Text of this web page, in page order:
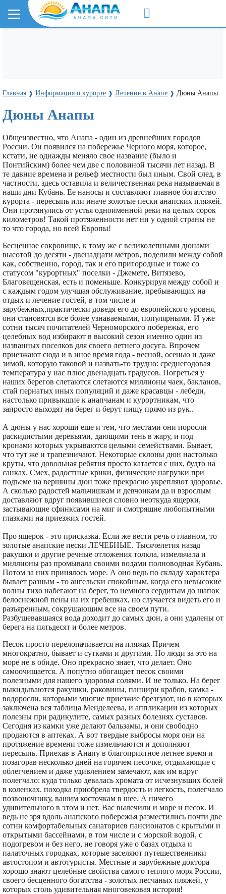
Главная ❱ Информация о курорте ❱ Лечение в Анапе ❱ Дюны Анапы
Дюны Анапы
Общеизвестно, что Анапа - один из древнейших городов
России. Он появился на побережье Черного моря, которое,
кстати, не однажды меняло свое название (было и
Понтийским) более чем две с половиной тысячи лет назад. В
те давние времена и рельеф местности был иным. Свой след, в
частности, здесь оставила и величественная река называемая в
наши дни Кубань. Ее наносы и составляют главное богатство
курорта - пересыпь или иначе золотые пески анапских пляжей.
Они протянулись от устья одноименной реки на целых сорок
километров! Такой протяженности нет ни у одной страны не
то что города, но всей Европы!
Бесценное сокровище, к тому же с великолепными дюнами
высотой до десяти - двенадцати метров, поделили между собой
как, собственно, город, так и его пригородные и тоже со
статусом "курортных" поселки - Джемете, Витязево,
Благовещенская, есть и поменьше. Конкурируя между собой и
с каждым годом улучшая обслуживание, пребывающих на
отдых и лечение гостей, в том числе и
зарубежных,практически доведя его до европейского уровня,
они становятся все более узнаваемыми, популярными. И уже
сотни тысяч почитателей Черноморского побережья, его
целебных вод избирают в высокий сезон именно один из
названных поселков для своего летнего досуга. Впрочем
приезжают сюда и в иное время года - весной, осенью и даже
зимой, которую таковой и назвать-то трудно: среднегодовая
температура у нас плюс двенадцать градусов. Погреться у
наших берегов слетаются слетаются миллионы чаек, бакланов,
стай пернатых иных популяций и даже красавцы - лебеди,
настолько привыкшие к анапчанам и курортникам, что
запросто выходят на берег и берут пищу прямо из рук..
А дюны у нас хороши еще и тем, что местами они поросли
раскидистыми деревьями, дающими тень в жару, и под
кронами которых укрываются целыми семействами. Бывает,
что тут же и трапезничают. Некоторые склоны дюн настолько
круты, что довольная ребятня просто катается с них, будто на
санках. Смех, радостные крики, физические нагрузки при
подъеме на вершины дюн тоже прекрасно укрепляют здоровье.
А сколько радостей мальчишкам и девчонкам да и взрослым
доставляют вдруг появившиеся словно неоткуда ящерки,
застывающие сфинксами на миг и смотрящие любопытными
глазками на приезжих гостей.
Про ящерок - это присказка. Если же вести речь о главном, то
золотые анапские пески ЛЕЧЕБНЫЕ. Тысячелетия назад
ракушки и другие речные отложения толкла, измельчала и
миллионы раз промывала своими водами полноводная Кубань.
Потом за них принялось море. А оно ведь по складу характера
бывает разным - то ангельски спокойным, когда его невысокие
волны тихо набегают на берег, то немного сердитым до шапок
белоснежной пены на их гребешках, но случается видеть его и
разъяренным, сокрушающим все на своем пути.
Разбушевавшаяся вода доходит до самых дюн, а они удалены от
берега на пятьдесят и более метров.
Песок просто перелопачивается на пляжах Причем
многократно, бывает и сутками и другими. Но люди за это на
море не в обиде. Оно прекрасно знает, что делает. Оно
самоочищается. А попутно обогащает песок своими
полезными для нашего здоровья солями. И не только. На берег
выкидываются ракушки, раковины, панцири крабов, камка -
водоросли, которыми многие приезжие брезгуют, но в которых
заключена вся таблица Менделеева, и аппликации из которых
полезны при радикулите, самых разных болезнях суставов.
Сегодня из камки уже делают бальзамы, и они свободно
продаются в аптеках. А вот твердые выбросы моря они на
протяжение времени тоже измельчаются и дополняют
пересыпь. Приехав в Анапу в благоприятное летнее время и
позагорав несколько дней на горячем песочке, отдыхающие с
облегчением и даже удивлением замечают, как им вдруг
полегчало: куда только девалась хромата от исчезнувших болей
в коленках. походка приобрела твердость и легкость, полегчало
позвоночнику, вашим косточкам в шее. А ничего
удивительного в этом и нет. Вас вылечили и море и песок. И
ведь не зря вдоль анапского побережья разместились почти две
сотни комфортабельных санаториев пансионатов с крытыми и
открытыми бассейнами, в том числе и с морской водой, с
подогревом и без него, не говоря уже о базах отдыха и
палаточных городках, которые заселяют путешественники
автостопом и автотуристы. Местные и зарубежные доктора
хорошо знают целебные свойства самого теплого моря России,
своего бесценного богатства - золотых песчаных пляжей, у
которых столь удивительная многовековая история!